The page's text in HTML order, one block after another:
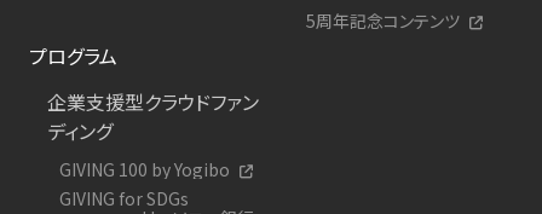
5周年記念コンテンツ
プログラム
企業支援型クラウドファン
ディング
GIVING 100 by Yogibo
GIVING for SDGs